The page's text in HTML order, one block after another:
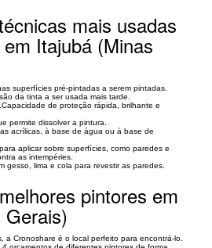
mais usadas
Itajubá (Minas
superfícies pré-pintadas a serem pintadas.
da tinta a ser usada mais tarde.
de proteção rápida, brilhante e
permite dissolver a pintura.
acrílicas, à base de água ou à base de
aplicar sobre superfícies, como paredes e
as intempéries.
gesso, lima e cola para revestir as paredes.
pintores em
Gerais)
a Cronoshare é o local perfeito para encontrá-lo.